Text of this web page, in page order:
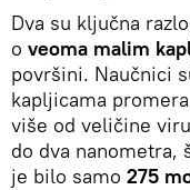
Dva su ključna
o veoma malim
površini. Naučnici
kapljicama
više od veličine
do dva nanometra,
je bilo samo 275